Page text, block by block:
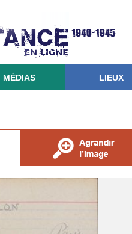
MÉDIAS LIEUX